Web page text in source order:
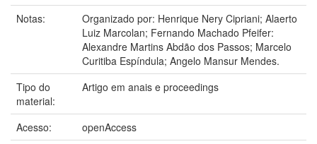
Notas:
Organizado por: Henrique Nery Cipriani; Alaerto
Luiz Marcolan; Fernando Machado Pfeifer:
Alexandre Martins Abdão dos Passos; Marcelo
Curitiba Espíndula; Angelo Mansur Mendes.
Tipo do
material:
Artigo em anais e proceedings
Acesso:
openAccess